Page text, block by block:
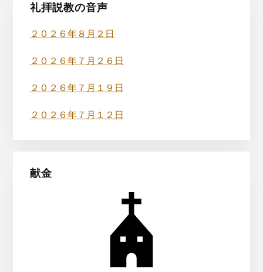
イ
ド
バ
ー
礼拝説教の音声
２０２６年８月２日
２０２６年７月２６日
２０２６年７月１９日
２０２６年７月１２日
献金